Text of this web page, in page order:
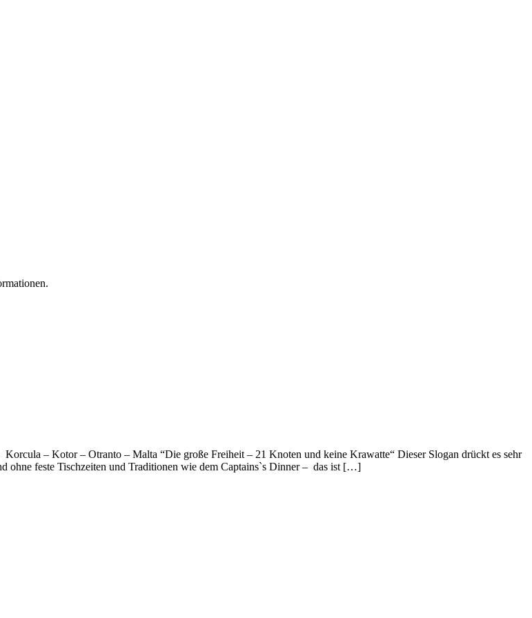
– Kotor – Otranto – Malta “Die große Freiheit – 21 Knoten und keine Krawatte“ Dieser Slogan drückt es sehr
ohne feste Tischzeiten und Traditionen wie dem Captains`s Dinner – das ist […]